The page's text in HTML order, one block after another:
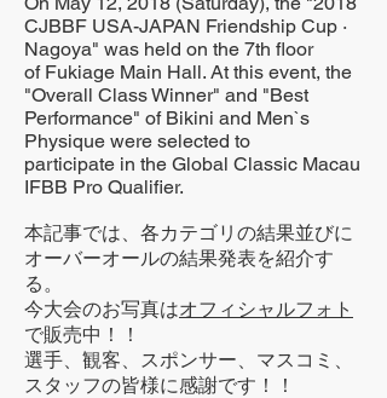
CJBBF USA-JAPAN Friendship Cup ·
Nagoya" was held on the 7th floor
of Fukiage Main Hall. At this event, the
"Overall Class Winner" and "Best
Performance" of Bikini and Men`s
Physique were selected to
participate in the Global Classic Macau
IFBB Pro Qualifier.
本記事では、各カテゴリの結果並びに
オーバーオールの結果発表を紹介す
る。
今大会のお写真はオフィシャルフォト
で販売中！！
選手、観客、スポンサー、マスコミ、
スタッフの皆様に感謝です！！